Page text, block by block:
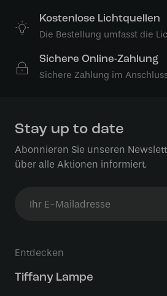
Kostenlose Lichtquellen
Die Bestellung umfasst die
Sichere Online-Zahlung
Sichere Zahlung im
Stay up to date
Abonnieren Sie unseren
über alle Aktionen informiert.
Entdecken
Tiffany Lampe